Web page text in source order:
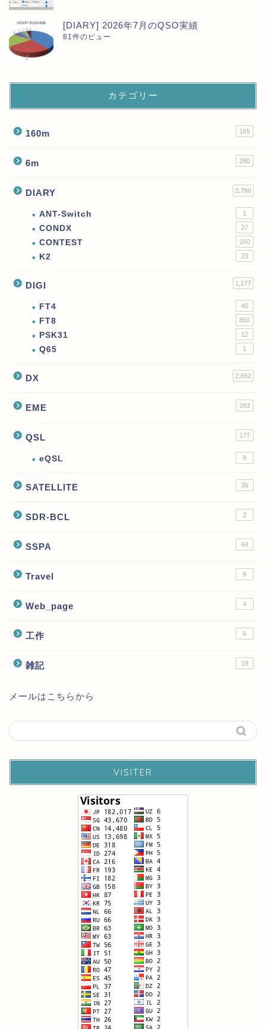
[DIARY] 2026年7月のQSO実績
81件のビュー
カテゴリー
160m 165
6m 280
DIARY 2,786
ANT-Switch 1
CONDX 27
CONTEST 160
K2 23
DIGI 1,177
FT4 46
FT8 850
PSK31 12
Q65 1
DX 2,662
EME 393
QSL 177
eQSL 9
SATELLITE 36
SDR-BCL 2
SSPA 64
Travel 6
Web_page 4
工作 6
雑記 19
メールはこちらから
VISITER